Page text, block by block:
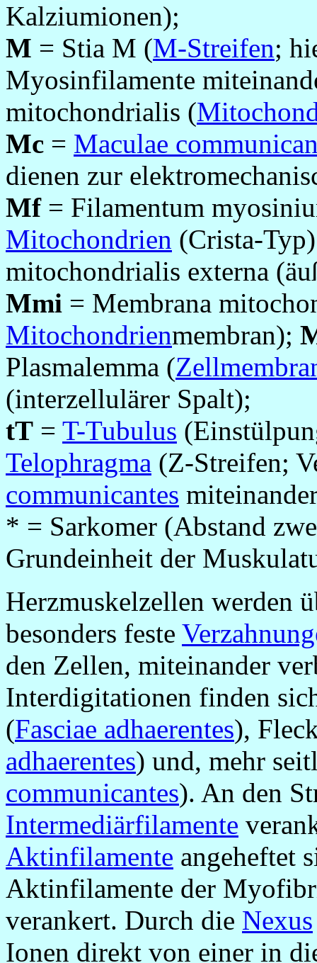
Kalziumionen);
M = Stia M (M-Streifen;
Myosinfilamente
mitochondrialis (
Mc = Maculae
dienen zur
Mf = Filamentum
Mitochondrien (Crista-
mitochondrialis externa
Mmi = Membrana
Mitochondrienmembran);
Plasmalemma (
(interzellulärer Spalt);
tT = T-Tubulus
Telophragma (Z-Streifen;
communicantes
* = Sarkomer (Abstand
Grundeinheit der
Herzmuskelzellen werden
besonders feste
den Zellen, miteinander
Interdigitationen finden
(Fasciae adhaerentes),
adhaerentes) und, mehr
communicantes). An den
Intermediärfilamente
Aktinfilamente angeheftet
Aktinfilamente der
verankert. Durch die Nexus
Ionen direkt von einer in